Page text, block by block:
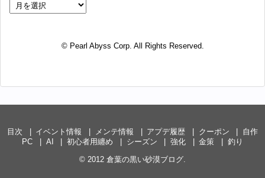
© Pearl Abyss Corp. All Rights Reserved.
目次 イベント情報 メンテ情報 アプデ履歴 クーポン
自作
PC
AI 初心者用纏め シーズン 強化 金策
釣り
© 2012 倉葉の黒い砂漠ブログ